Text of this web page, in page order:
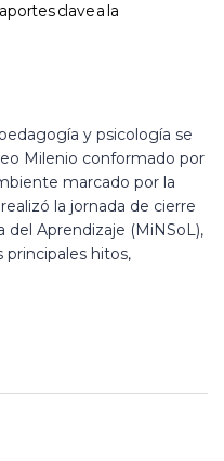
clave a la
y psicología se
Milenio conformado por
marcado por la
la jornada de cierre
del Aprendizaje (MiNSoL),
principales hitos,